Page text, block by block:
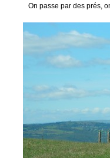
On passe par des prés,